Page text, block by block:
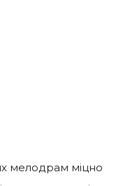
мелодрам міцно